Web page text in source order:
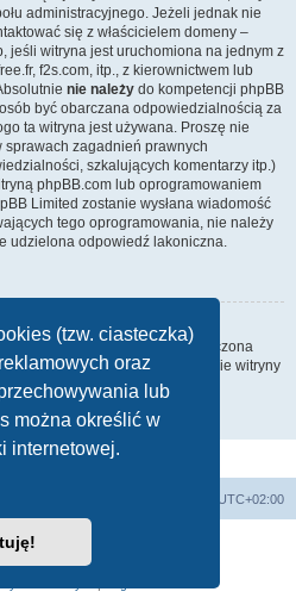
(tzw. ciasteczka)
oraz
lub
można określić w
internetowej.
administracyjnego. Jeżeli jednak nie
się z właścicielem domeny –
jeśli witryna jest uruchomiona na jednym z
f2s.com, itp., z kierownictwem lub
nie należy do kompetencji phpBB
być obarczana odpowiedzialnością za
ta witryna jest używana. Proszę nie
sprawach zagadnień prawnych
szkalujących komentarzy itp.)
phpBB.com lub oprogramowaniem
Limited zostanie wysłana wiadomość
tego oprogramowania, nie należy
udzielona odpowiedź lakoniczna.
witryny?
używać – jeśli funkcja ta jest włączona
„Kontakt z nami”. Członkowie witryny
administracyjny”.
UTC+02:00
® Forum Software © phpBB Limited
dostarcza